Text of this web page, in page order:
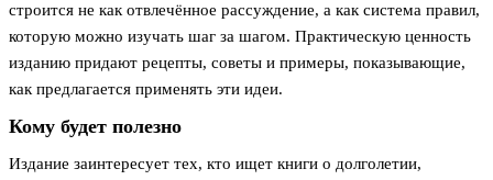
строится не как отвлечённое рассуждение, а как система правил,
которую можно изучать шаг за шагом. Практическую ценность
изданию придают рецепты, советы и примеры, показывающие,
как предлагается применять эти идеи.
Кому будет полезно
Издание заинтересует тех, кто ищет книги о долголетии,